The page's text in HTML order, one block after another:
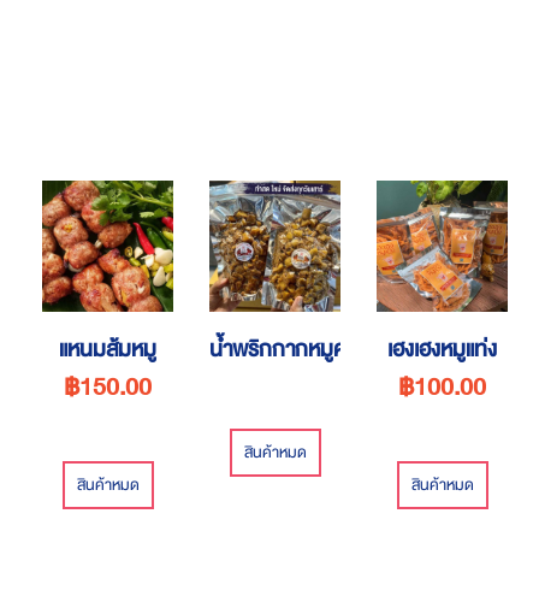
แหนมส้มหมู
฿150.00
สินค้าหมด
น้ำพริกกากหมูคุณพิมพ์
สินค้าหมด
เฮงเฮงหมูแท่ง
฿100.00
สินค้าหมด